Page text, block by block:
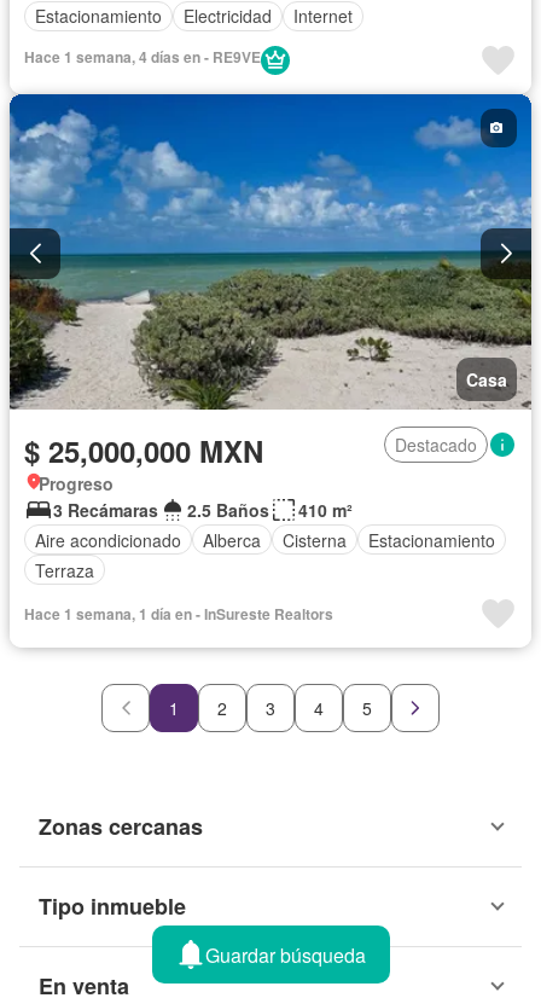
Estacionamiento
Electricidad Internet
Hace 1 semana, 4 días en - RE9VE
Casa
$ 25,000,000 MXN
Destacado
Progreso
3 Recámaras
2.5 Baños
410 m²
Aire acondicionado
Alberca Cisterna
Estacionamiento
Terraza
Hace 1 semana, 1 día en - InSureste Realtors
1 2 3 4 5
Zonas cercanas
Tipo inmueble
En venta
Guardar búsqueda